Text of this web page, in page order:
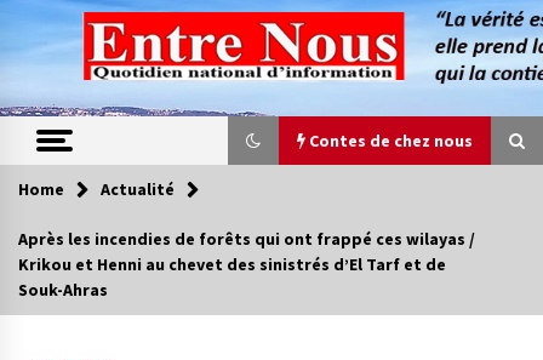
content
Contes de chez nous
Contes de chez nous
Home Actualité
Après les incendies de forêts qui ont frappé ces wilayas /
Krikou et Henni au chevet des sinistrés d’El Tarf et de
Souk-Ahras